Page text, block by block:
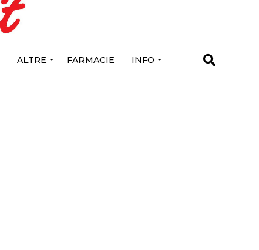
ALTRE FARMACIE INFO